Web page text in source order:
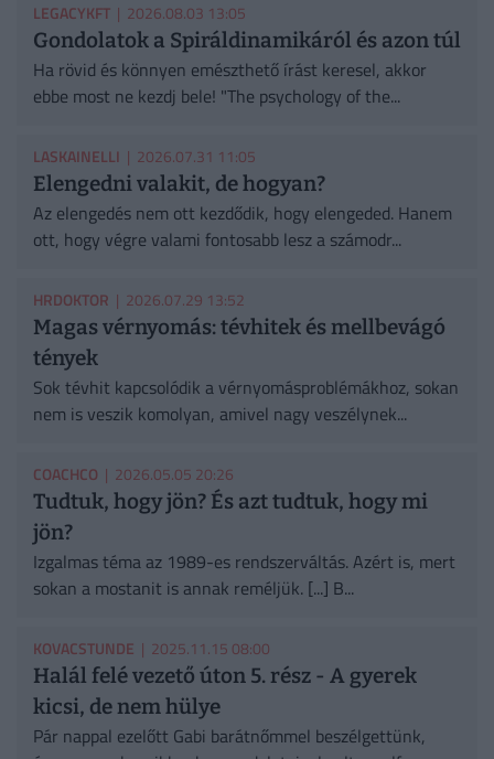
LEGACYKFT | 2026.08.03 13:05
Gondolatok a Spiráldinamikáról és azon túl
Ha rövid és könnyen emészthető írást keresel, akkor
ebbe most ne kezdj bele! "The psychology of the...
LASKAINELLI | 2026.07.31 11:05
Elengedni valakit, de hogyan?
Az elengedés nem ott kezdődik, hogy elengeded. Hanem
ott, hogy végre valami fontosabb lesz a számodr...
HRDOKTOR | 2026.07.29 13:52
Magas vérnyomás: tévhitek és mellbevágó
tények
Sok tévhit kapcsolódik a vérnyomásproblémákhoz, sokan
nem is veszik komolyan, amivel nagy veszélynek...
COACHCO | 2026.05.05 20:26
Tudtuk, hogy jön? És azt tudtuk, hogy mi
jön?
Izgalmas téma az 1989-es rendszerváltás. Azért is, mert
sokan a mostanit is annak reméljük. [...] B...
KOVACSTUNDE | 2025.11.15 08:00
Halál felé vezető úton 5. rész - A gyerek
kicsi, de nem hülye
Pár nappal ezelőtt Gabi barátnőmmel beszélgettünk,